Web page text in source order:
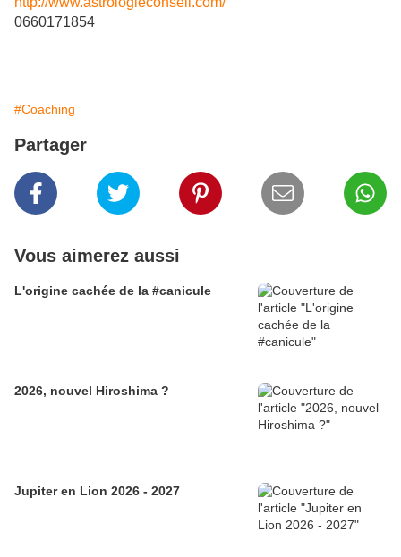
0660171854
#Coaching
Partager
Vous aimerez aussi
L'origine cachée de la #canicule
2026, nouvel Hiroshima ?
Jupiter en Lion 2026 - 2027